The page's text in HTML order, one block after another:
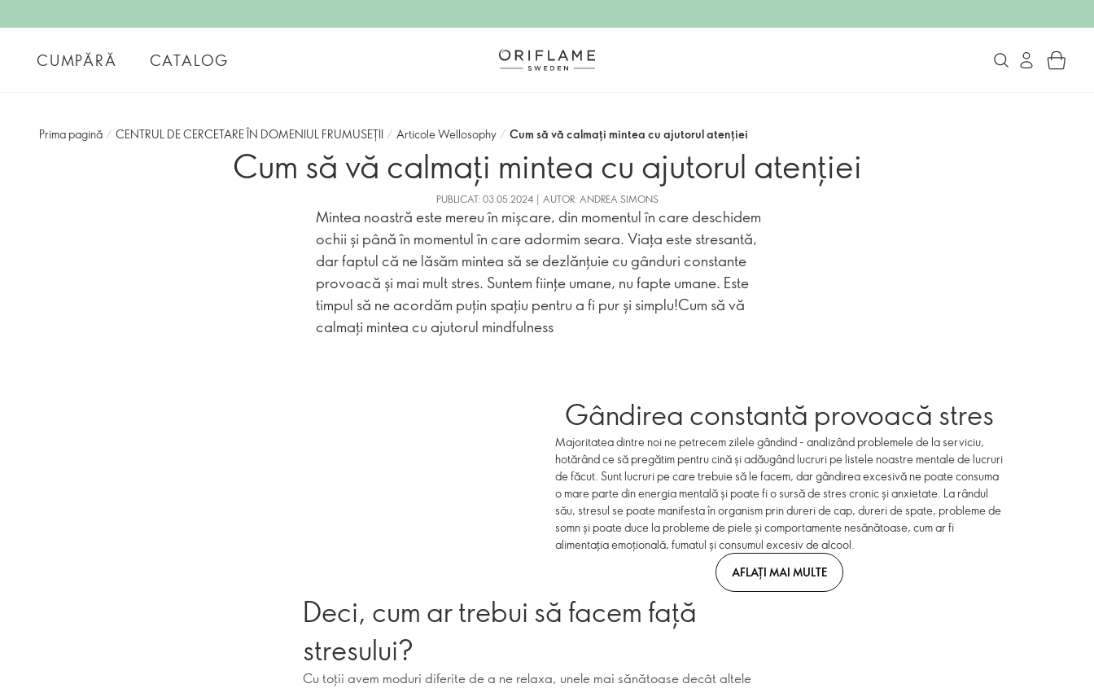
CUMPĂRĂ CATALOG
Prima pagină / CENTRUL DE CERCETARE ÎN DOMENIUL FRUMUSEȚII / Articole Wellosophy / Cum să vă calmați mintea cu ajutorul atenției
Cum să vă calmați mintea cu ajutorul atenției
PUBLICAT: 03.05.2024 | AUTOR: ANDREA SIMONS
Mintea noastră este mereu în mișcare, din momentul în care deschidem
ochii și până în momentul în care adormim seara. Viața este stresantă,
dar faptul că ne lăsăm mintea să se dezlănțuie cu gânduri constante
provoacă și mai mult stres. Suntem ființe umane, nu fapte umane. Este
timpul să ne acordăm puțin spațiu pentru a fi pur și simplu!Cum să vă
calmați mintea cu ajutorul mindfulness
Gândirea constantă provoacă stres
Majoritatea dintre noi ne petrecem zilele gândind - analizând problemele de la serviciu,
hotărând ce să pregătim pentru cină și adăugând lucruri pe listele noastre mentale de lucruri
de făcut. Sunt lucruri pe care trebuie să le facem, dar gândirea excesivă ne poate consuma
o mare parte din energia mentală și poate fi o sursă de stres cronic și anxietate. La rândul
său, stresul se poate manifesta în organism prin dureri de cap, dureri de spate, probleme de
somn și poate duce la probleme de piele și comportamente nesănătoase, cum ar fi
alimentația emoțională, fumatul și consumul excesiv de alcool.
AFLAȚI MAI MULTE
Deci, cum ar trebui să facem față
stresului?
Cu toții avem moduri diferite de a ne relaxa, unele mai sănătoase decât altele